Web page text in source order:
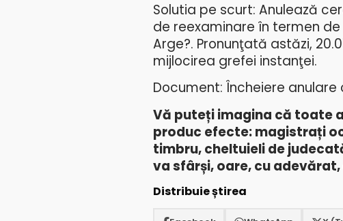
Solutia pe scurt: Anulează
de reexaminare în termen
Arge?. Pronunţată astăzi,
mijlocirea grefei instanţei.
Document: Încheiere anulare
Vă puteți imagina că toate
produc efecte: magistrați
timbru, cheltuieli de
va sfârși, oare, cu
Distribuie știrea